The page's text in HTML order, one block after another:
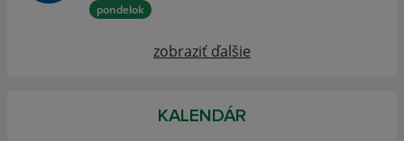
pondelok
zobraziť ďalšie
KALENDÁR